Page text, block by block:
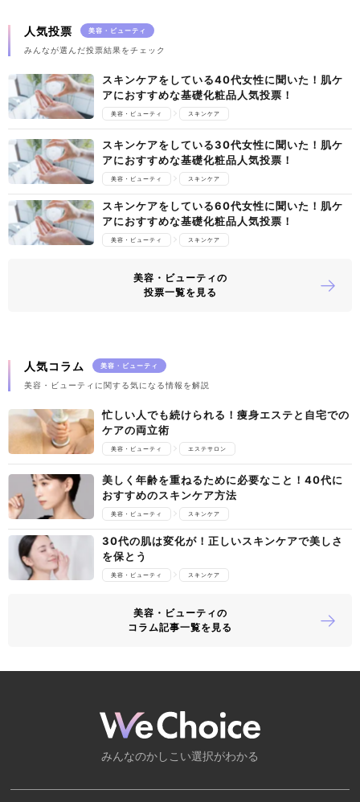
人気投票 美容・ビューティ
みんなが選んだ投票結果をチェック
スキンケアをしている40代女性に聞いた！肌ケ
アにおすすめな基礎化粧品人気投票！
美容・ビューティ スキンケア
スキンケアをしている30代女性に聞いた！肌ケ
アにおすすめな基礎化粧品人気投票！
美容・ビューティ スキンケア
スキンケアをしている60代女性に聞いた！肌ケ
アにおすすめな基礎化粧品人気投票！
美容・ビューティ スキンケア
美容・ビューティの
投票一覧を見る
人気コラム 美容・ビューティ
美容・ビューティに関する気になる情報を解説
忙しい人でも続けられる！痩身エステと自宅での
ケアの両立術
美容・ビューティ エステサロン
美しく年齢を重ねるために必要なこと！40代に
おすすめのスキンケア方法
美容・ビューティ スキンケア
30代の肌は変化が！正しいスキンケアで美しさ
を保とう
美容・ビューティ スキンケア
美容・ビューティの
コラム記事一覧を見る
みんなのかしこい選択がわかる